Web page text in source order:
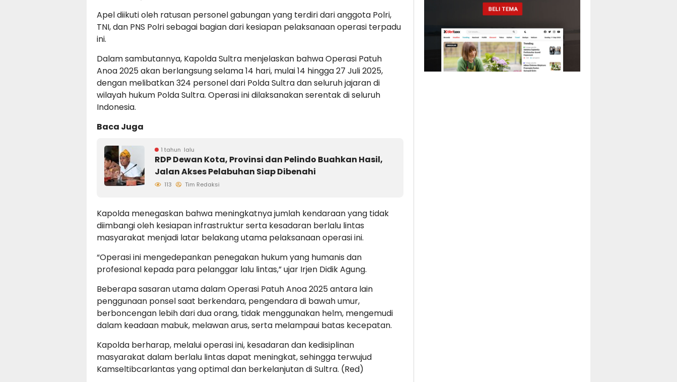
Apel diikuti oleh ratusan personel gabungan yang terdiri dari anggota Polri,
TNI, dan PNS Polri sebagai bagian dari kesiapan pelaksanaan operasi terpadu
ini.
Dalam sambutannya, Kapolda Sultra menjelaskan bahwa Operasi Patuh
Anoa 2025 akan berlangsung selama 14 hari, mulai 14 hingga 27 Juli 2025,
dengan melibatkan 324 personel dari Polda Sultra dan seluruh jajaran di
wilayah hukum Polda Sultra. Operasi ini dilaksanakan serentak di seluruh
Indonesia.
Baca Juga
1 tahun lalu
RDP Dewan Kota, Provinsi dan Pelindo Buahkan Hasil,
Jalan Akses Pelabuhan Siap Dibenahi
113 Tim Redaksi
Kapolda menegaskan bahwa meningkatnya jumlah kendaraan yang tidak
diimbangi oleh kesiapan infrastruktur serta kesadaran berlalu lintas
masyarakat menjadi latar belakang utama pelaksanaan operasi ini.
“Operasi ini mengedepankan penegakan hukum yang humanis dan
profesional kepada para pelanggar lalu lintas,” ujar Irjen Didik Agung.
Beberapa sasaran utama dalam Operasi Patuh Anoa 2025 antara lain
penggunaan ponsel saat berkendara, pengendara di bawah umur,
berboncengan lebih dari dua orang, tidak menggunakan helm, mengemudi
dalam keadaan mabuk, melawan arus, serta melampaui batas kecepatan.
Kapolda berharap, melalui operasi ini, kesadaran dan kedisiplinan
masyarakat dalam berlalu lintas dapat meningkat, sehingga terwujud
Kamseltibcarlantas yang optimal dan berkelanjutan di Sultra. (Red)